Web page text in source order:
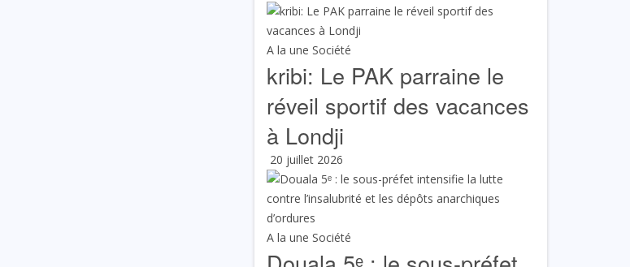
A la une Société
kribi: Le PAK parraine le
réveil sportif des vacances
à Londji
20 juillet 2026
A la une Société